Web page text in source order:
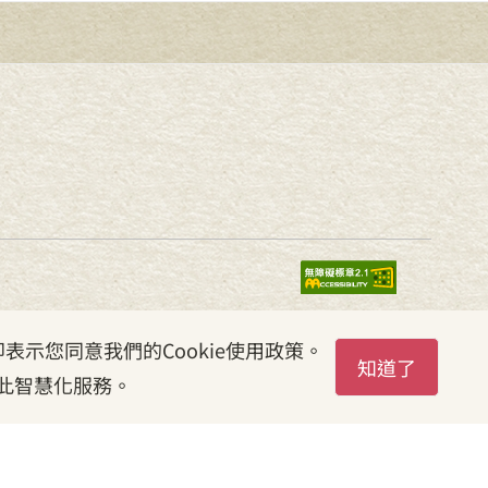
示您同意我們的Cookie使用政策。
智慧化服務。
知道了